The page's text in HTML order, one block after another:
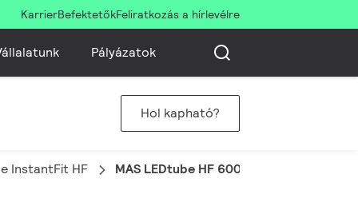
KarrierBefektetőkFeliratkozás a hírlevélre
Pályázatok
Hol kapható?
InstantFit HF MAS LEDtube HF 600mm HO 8W865 T8